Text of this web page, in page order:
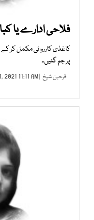
فلاحی ادارے یا
کاغذی کارروائی مکمل کر کے
پر جم گئیں۔
فرحین شیخ | JAN 01, 2021 11:11 AM |